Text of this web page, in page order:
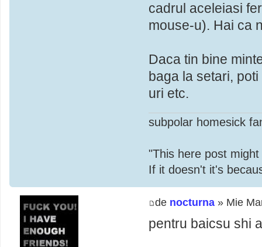
cadrul aceleiasi
mouse-u). Hai ca
Daca tin bine
baga la setari,
uri etc.
subpolar homesick
"This here post
If it doesn't it's
de nocturna » Mie
pentru baicsu shi